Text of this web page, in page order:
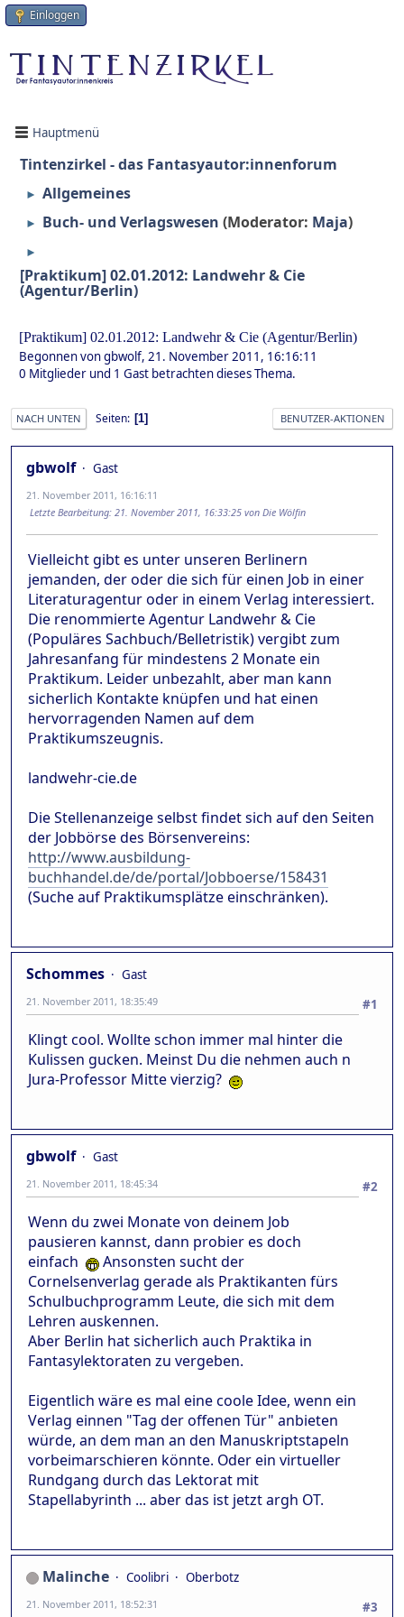
Einloggen
Hauptmenü
Tintenzirkel - das Fantasyautor:innenforum
► Allgemeines
► Buch- und Verlagswesen (Moderator: Maja)
►
[Praktikum] 02.01.2012: Landwehr & Cie
(Agentur/Berlin)
[Praktikum] 02.01.2012: Landwehr & Cie (Agentur/Berlin)
Begonnen von gbwolf, 21. November 2011, 16:16:11
0 Mitglieder und 1 Gast betrachten dieses Thema.
NACH UNTEN Seiten 1 BENUTZER-AKTIONEN
gbwolf Gast
21. November 2011, 16:16:11
Letzte Bearbeitung: 21. November 2011, 16:33:25 von Die Wölfin
Vielleicht gibt es unter unseren Berlinern
jemanden, der oder die sich für einen Job in einer
Literaturagentur oder in einem Verlag interessiert.
Die renommierte Agentur Landwehr & Cie
(Populäres Sachbuch/Belletristik) vergibt zum
Jahresanfang für mindestens 2 Monate ein
Praktikum. Leider unbezahlt, aber man kann
sicherlich Kontakte knüpfen und hat einen
hervorragenden Namen auf dem
Praktikumszeugnis.
landwehr-cie.de
Die Stellenanzeige selbst findet sich auf den Seiten
der Jobbörse des Börsenvereins:
http://www.ausbildung-
buchhandel.de/de/portal/Jobboerse/158431
(Suche auf Praktikumsplätze einschränken).
Schommes
Gast
#1
21. November 2011, 18:35:49
Klingt cool. Wollte schon immer mal hinter die
Kulissen gucken. Meinst Du die nehmen auch n
Jura-Professor Mitte vierzig?
gbwolf
Gast
#2
21. November 2011, 18:45:34
Wenn du zwei Monate von deinem Job
pausieren kannst, dann probier es doch
einfach
Ansonsten sucht der
Cornelsenverlag gerade als Praktikanten fürs
Schulbuchprogramm Leute, die sich mit dem
Lehren auskennen.
Aber Berlin hat sicherlich auch Praktika in
Fantasylektoraten zu vergeben.
Eigentlich wäre es mal eine coole Idee, wenn ein
Verlag einnen "Tag der offenen Tür" anbieten
würde, an dem man an den Manuskriptstapeln
vorbeimarschieren könnte. Oder ein virtueller
Rundgang durch das Lektorat mit
Stapellabyrinth ... aber das ist jetzt argh OT.
Malinche Coolibri
Oberbotz
#3
21. November 2011, 18:52:31